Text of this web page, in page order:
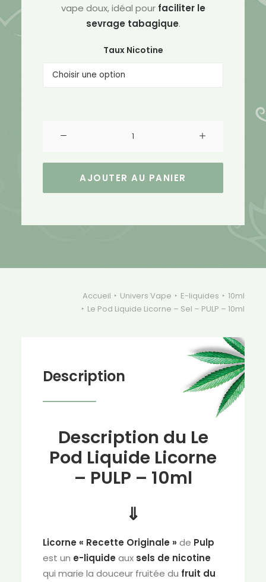
vape doux, idéal pour faciliter le
sevrage tabagique.
Taux Nicotine
de
Liquide
Sel
-
AJOUTER AU PANIER
Accueil Univers Vape E-liquides
10ml
Le Pod Liquide Licorne – Sel – PULP – 10ml
Description
Description du Le
Pod Liquide Licorne
– PULP – 10ml
⇓
Licorne « Recette Originale » de Pulp
est un e-liquide aux sels de nicotine
qui marie la douceur fruitée du fruit du